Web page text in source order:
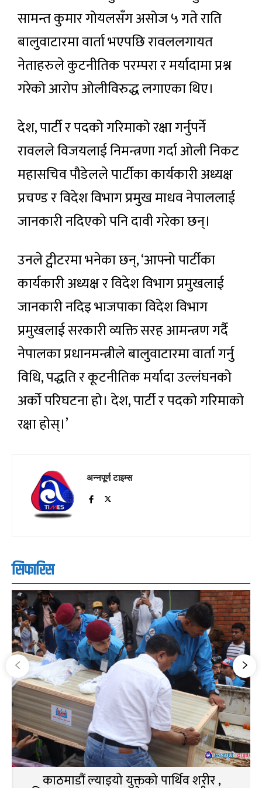
सामन्त कुमार गोयलसँग असोज ५ गते राति
बालुवाटारमा वार्ता भएपछि रावललगायत
नेताहरुले कुटनीतिक परम्परा र मर्यादामा प्रश्न
गरेको आरोप ओलीविरुद्ध लगाएका थिए।
देश, पार्टी र पदको गरिमाको रक्षा गर्नुपर्ने
रावलले विजयलाई निमन्त्रणा गर्दा ओली निकट
महासचिव पौडेलले पार्टीका कार्यकारी अध्यक्ष
प्रचण्ड र विदेश विभाग प्रमुख माधव नेपाललाई
जानकारी नदिएको पनि दावी गरेका छन्।
उनले ट्वीटरमा भनेका छन्, ‘आफ्नो पार्टीका
कार्यकारी अध्यक्ष र विदेश विभाग प्रमुखलाई
जानकारी नदिइ भाजपाका विदेश विभाग
प्रमुखलाई सरकारी व्यक्ति सरह आमन्त्रण गर्दै
नेपालका प्रधानमन्त्रीले बालुवाटारमा वार्ता गर्नु
विधि, पद्धति र कूटनीतिक मर्यादा उल्लंघनको
अर्को परिघटना हो। देश, पार्टी र पदको गरिमाको
रक्षा होस्।’
अन्नपूर्ण टाइम्स
सिफारिस
काठमाडौं ल्याइयो युक्तको पार्थिव शरीर ,